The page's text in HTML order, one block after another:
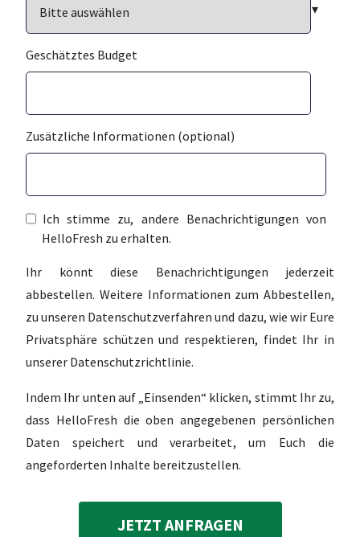
Geschätztes Budget
Zusätzliche Informationen (optional)
Ich stimme zu, andere Benachrichtigungen von
HelloFresh zu erhalten.
Ihr könnt diese Benachrichtigungen jederzeit
abbestellen. Weitere Informationen zum Abbestellen,
zu unseren Datenschutzverfahren und dazu, wie wir Eure
Privatsphäre schützen und respektieren, findet Ihr in
unserer Datenschutzrichtlinie.
Indem Ihr unten auf „Einsenden“ klicken, stimmt Ihr zu,
dass HelloFresh die oben angegebenen persönlichen
Daten speichert und verarbeitet, um Euch die
angeforderten Inhalte bereitzustellen.